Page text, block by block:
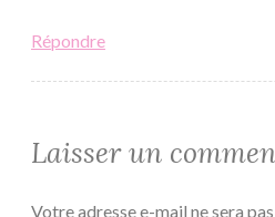
Répondre
Laisser un
Votre adresse e-mail ne sera